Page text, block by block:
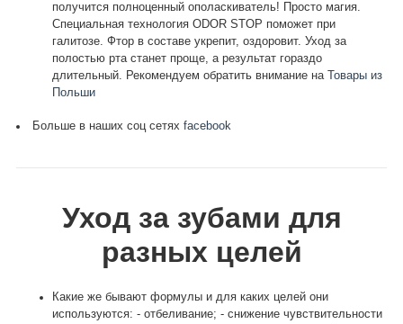
получится полноценный ополаскиватель! Просто магия.
Специальная технология ODOR STOP поможет при
галитозе. Фтор в составе укрепит, оздоровит. Уход за
полостью рта станет проще, а результат гораздо
длительный. Рекомендуем обратить внимание на
Товары из
Польши
Больше в наших соц сетях facebook
Уход за зубами для
разных целей
Какие же бывают формулы и для каких целей они
используются: - отбеливание; - снижение чувствительности